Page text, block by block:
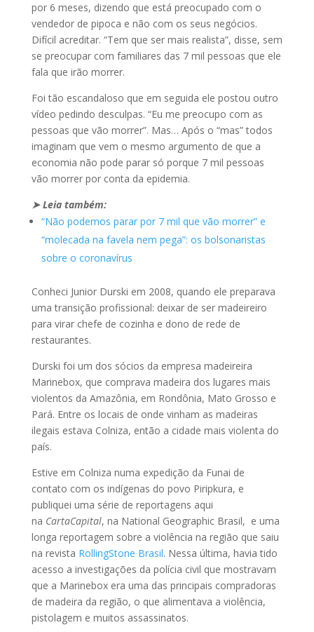
por 6 meses, dizendo que está preocupado com o
vendedor de pipoca e não com os seus negócios.
Difícil acreditar. “Tem que ser mais realista”, disse, sem
se preocupar com familiares das 7 mil pessoas que ele
fala que irão morrer.
Foi tão escandaloso que em seguida ele postou outro
vídeo pedindo desculpas. “Eu me preocupo com as
pessoas que vão morrer”. Mas… Após o “mas” todos
imaginam que vem o mesmo argumento de que a
economia não pode parar só porque 7 mil pessoas
vão morrer por conta da epidemia.
➤ Leia também:
“Não podemos parar por 7 mil que vão morrer” e
“molecada na favela nem pega”: os bolsonaristas
sobre o coronavírus
Conheci Junior Durski em 2008, quando ele preparava
uma transição profissional: deixar de ser madeireiro
para virar chefe de cozinha e dono de rede de
restaurantes.
Durski foi um dos sócios da empresa madeireira
Marinebox, que comprava madeira dos lugares mais
violentos da Amazônia, em Rondônia, Mato Grosso e
Pará. Entre os locais de onde vinham as madeiras
ilegais estava Colniza, então a cidade mais violenta do
país.
Estive em Colniza numa expedição da Funai de
contato com os indígenas do povo Piripkura, e
publiquei uma série de reportagens aqui
na CartaCapital, na National Geographic Brasil, e uma
longa reportagem sobre a violência na região que saiu
na revista RollingStone Brasil. Nessa última, havia tido
acesso a investigações da polícia civil que mostravam
que a Marinebox era uma das principais compradoras
de madeira da região, o que alimentava a violência,
pistolagem e muitos assassinatos.